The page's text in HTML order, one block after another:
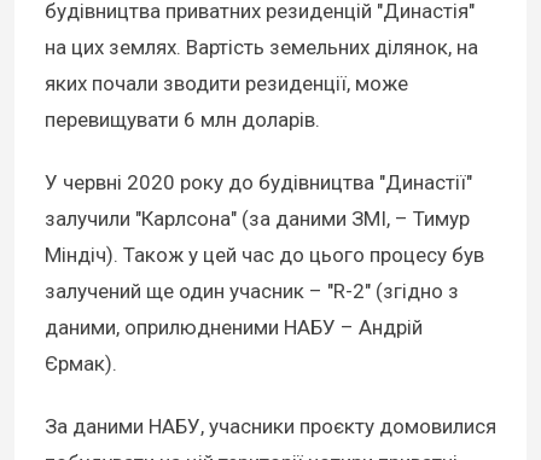
будівництва приватних резиденцій "Династія"
на цих землях. Вартість земельних ділянок, на
яких почали зводити резиденції, може
перевищувати 6 млн доларів.
У червні 2020 року до будівництва "Династії"
залучили "Карлсона" (за даними ЗМІ, – Тимур
Міндіч). Також у цей час до цього процесу був
залучений ще один учасник – "R-2" (згідно з
даними, оприлюдненими НАБУ – Андрій
Єрмак).
За даними НАБУ, учасники проєкту домовилися